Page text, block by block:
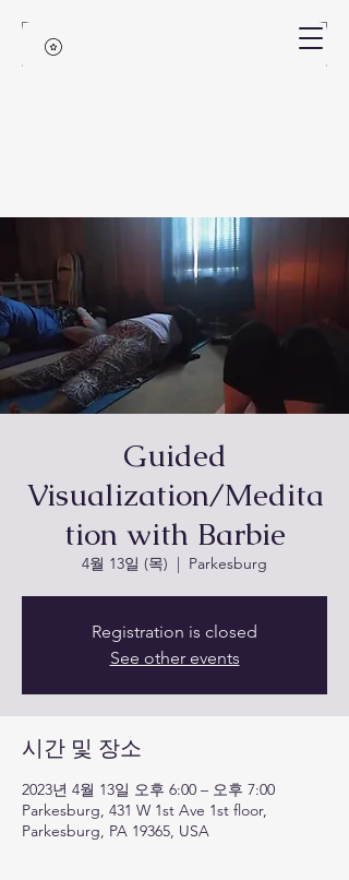
Guided
Visualization/Medita
tion with Barbie
4월 13일 (목)
  |
Parkesburg
Registration is closed
See other events
시간 및 장소
2023년 4월 13일 오후 6:00 – 오후 7:00
Parkesburg, 431 W 1st Ave 1st floor,
Parkesburg, PA 19365, USA